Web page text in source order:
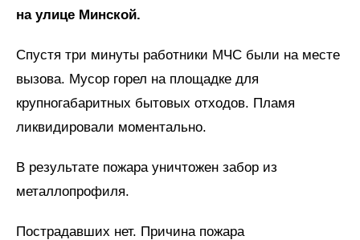
на улице Минской.
Спустя три минуты работники МЧС были на месте
вызова. Мусор горел на площадке для
крупногабаритных бытовых отходов. Пламя
ликвидировали моментально.
В результате пожара уничтожен забор из
металлопрофиля.
Пострадавших нет. Причина пожара